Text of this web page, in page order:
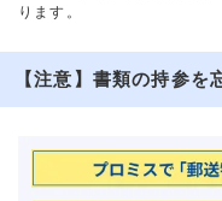
ります。
【注意】書類の持参を